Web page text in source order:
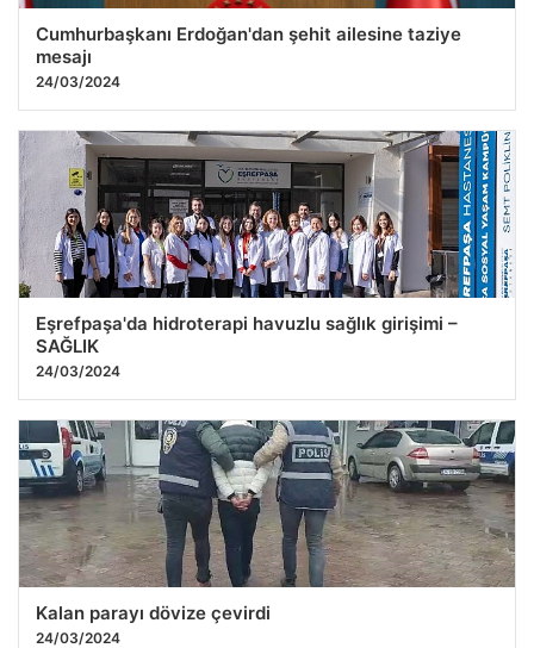
Cumhurbaşkanı Erdoğan'dan şehit ailesine taziye
mesajı
24/03/2024
Eşrefpaşa'da hidroterapi havuzlu sağlık girişimi –
SAĞLIK
24/03/2024
Kalan parayı dövize çevirdi
24/03/2024